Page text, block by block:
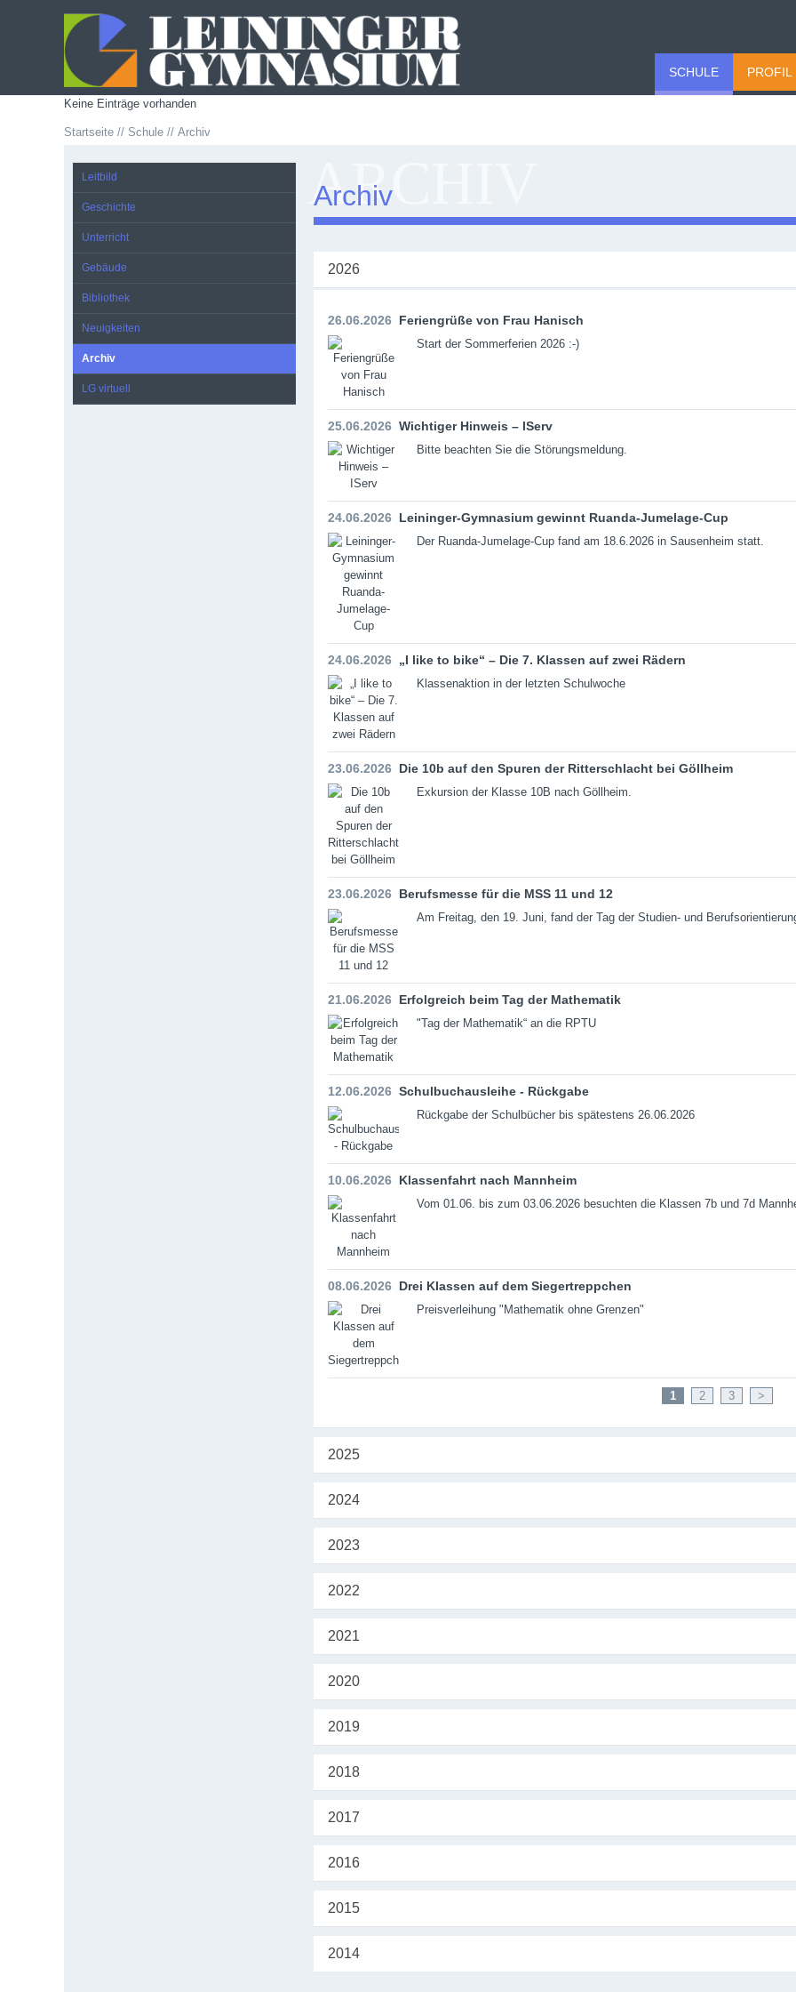
SCHULE PROFIL
Keine Einträge vorhanden
ARCHIV
Startseite Schule Archiv
Leitbild
Geschichte
Unterricht
Gebäude
Bibliothek
Neuigkeiten
Archiv
LG virtuell
Archiv
2026
26.06.2026 Feriengrüße von Frau Hanisch
Start der Sommerferien 2026 :-)
25.06.2026 Wichtiger Hinweis – IServ
Bitte beachten Sie die Störungsmeldung.
24.06.2026 Leininger-Gymnasium gewinnt Ruanda-Jumelage-Cup
Der Ruanda-Jumelage-Cup fand am 18.6.2026 in Sausenheim statt.
24.06.2026 „I like to bike“ – Die 7. Klassen auf zwei Rädern
Klassenaktion in der letzten Schulwoche
23.06.2026 Die 10b auf den Spuren der Ritterschlacht bei Göllheim
Exkursion der Klasse 10B nach Göllheim.
23.06.2026 Berufsmesse für die MSS 11 und 12
Am Freitag, den 19. Juni, fand der Tag der Studien- und
21.06.2026 Erfolgreich beim Tag der Mathematik
"Tag der Mathematik“ an die RPTU
12.06.2026 Schulbuchausleihe - Rückgabe
Rückgabe der Schulbücher bis spätestens 26.06.2026
10.06.2026 Klassenfahrt nach Mannheim
Vom 01.06. bis zum 03.06.2026 besuchten die Klassen 7b und 7d
08.06.2026 Drei Klassen auf dem Siegertreppchen
Preisverleihung "Mathematik ohne Grenzen"
1 2 3 >
2025
2024
2023
2022
2021
2020
2019
2018
2017
2016
2015
2014